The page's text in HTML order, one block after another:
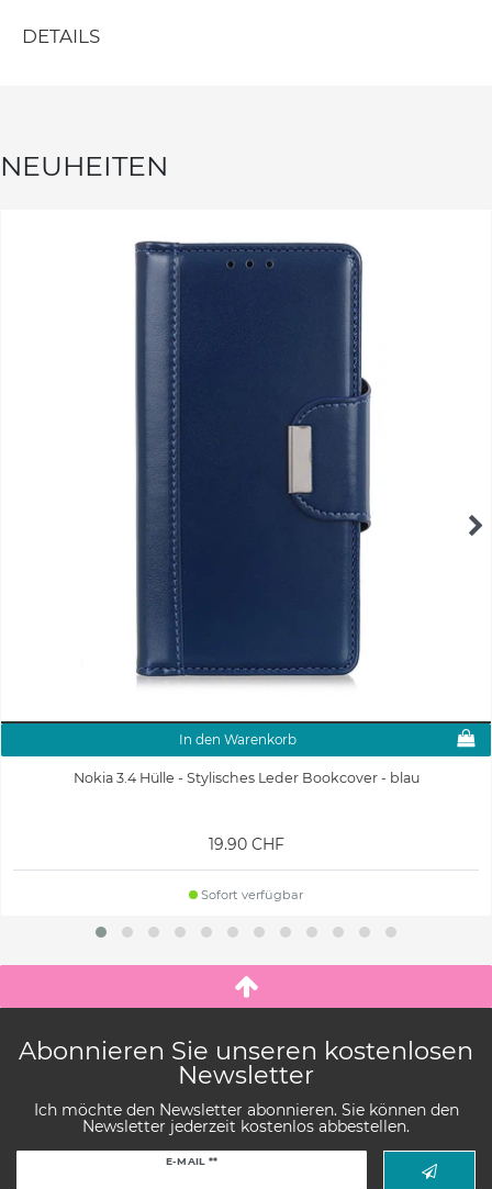
DETAILS
NEUHEITEN
In den Warenkorb
Nokia 3.4 Hülle - Stylisches Leder Bookcover - blau
19.90 CHF
Sofort verfügbar
Abonnieren Sie unseren kostenlosen
Newsletter
Ich möchte den Newsletter abonnieren. Sie können den
Newsletter jederzeit kostenlos abbestellen.
E-MAIL **